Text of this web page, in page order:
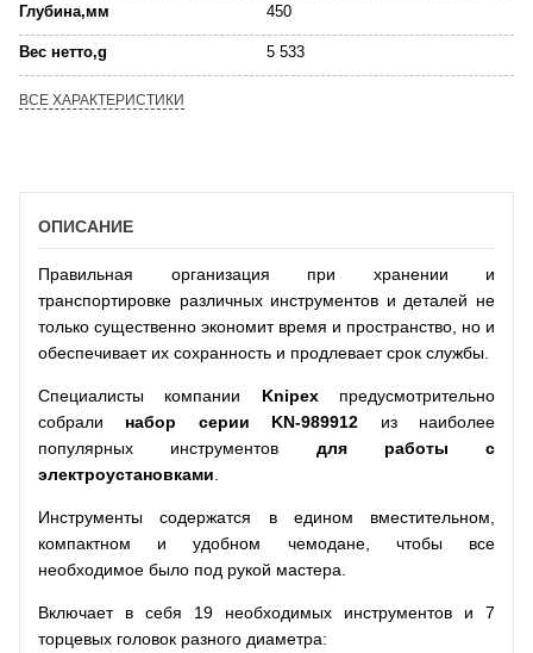
Глубина,мм 450
Вес нетто,g 5 533
ВСЕ ХАРАКТЕРИСТИКИ
ОПИСАНИЕ
Правильная организация при хранении и
транспортировке различных инструментов и деталей не
только существенно экономит время и пространство, но и
обеспечивает их сохранность и продлевает срок службы.
Специалисты компании Knipexпредусмотрительно
собрали набор серии KN-989912 из наиболее
популярных инструментов для работы с
электроустановками
Инструменты содержатся в едином вместительном,
компактном и удобном чемодане, чтобы все
необходимое было под рукой мастера.
Включает в себя 19 необходимых инструментов и 7
торцевых головок разного диаметра: